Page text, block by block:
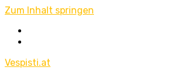
Zum Inhalt springen
Vespisti.at